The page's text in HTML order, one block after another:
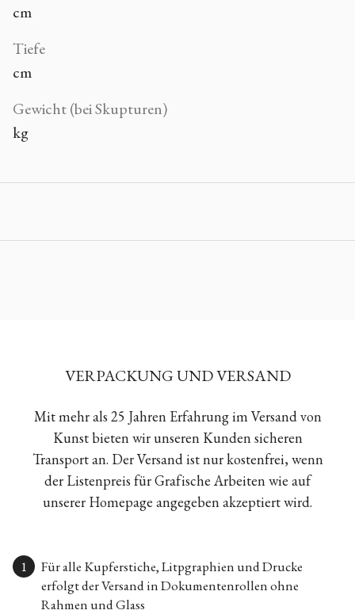
cm
Tiefe
cm
Gewicht (bei Skupturen)
kg
VERPACKUNG UND VERSAND
Mit mehr als 25 Jahren Erfahrung im Versand von
Kunst bieten wir unseren Kunden sicheren
Transport an. Der Versand ist nur kostenfrei, wenn
der Listenpreis für Grafische Arbeiten wie auf
unserer Homepage angegeben akzeptiert wird.
Für alle Kupferstiche, Litpgraphien und Drucke
erfolgt der Versand in Dokumentenrollen ohne
Rahmen und Glass